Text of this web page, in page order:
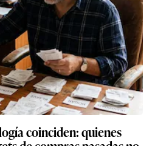
coinciden: quienes